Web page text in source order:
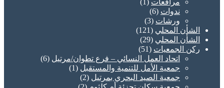
مرافعات (1)
ندوات (6)
ورشات (3)
الشأن المحلي (121)
الشأن المحلي (29)
ركن الجمعيات (51)
اتحاد العمل النسائي – فرع تطوان/مرتيل (6)
جمعية الأمل للتنمية والمستقبل (1)
جمعية الصيد البحري بمرتيل (2)